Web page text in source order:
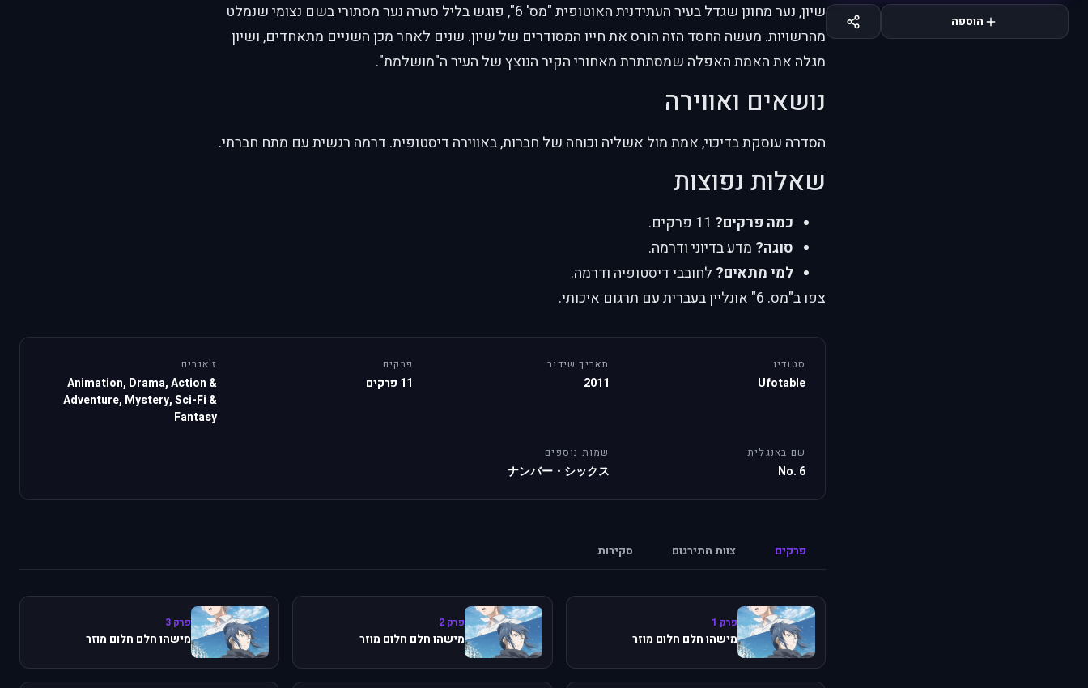
הוספה
שיון, נער מחונן שגדל בעיר העתידנית האוטופית "מס' 6", פוגש בליל סערה נער מסתורי בשם נצומי שנמלט
מהרשויות. מעשה החסד הזה הורס את חייו המסודרים של שיון. שנים לאחר מכן השניים מתאחדים, ושיון
מגלה את האמת האפלה שמסתתרת מאחורי הקיר הנוצץ של העיר ה"מושלמת".
נושאים ואווירה
הסדרה עוסקת בדיכוי, אמת מול אשליה וכוחה של חברות, באווירה דיסטופית. דרמה רגשית עם מתח חברתי.
שאלות נפוצות
כמה פרקים?
סוגה? מדע בדיוני ודרמה.
למי מתאים? לחובבי דיסטופיה ודרמה.
צפו ב"מס. 6" אונליין בעברית עם תרגום איכותי.
סטודיו
Ufotable
תאריך שידור
2011
פרקים
11 פרקים
ז'אנרים
Animation, Drama, Action &
Adventure, Mystery, Sci-Fi &
Fantasy
שם באנגלית
No. 6
שמות נוספים
ナンバー・シックス
פרקים צוות התירגום סקירות
פרק 1
מישהו חלם חלום מוזר
פרק 2
מישהו חלם חלום מוזר
פרק 3
מישהו חלם חלום מוזר